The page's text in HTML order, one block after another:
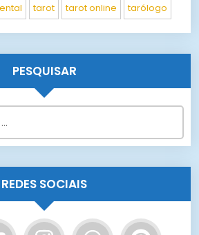
tarot tarot online tarólogo
PESQUISAR
REDES SOCIAIS